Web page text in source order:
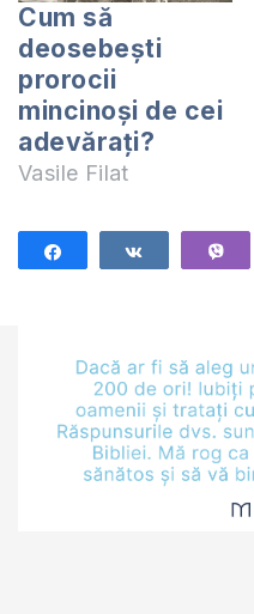
Cum să
deosebeşti
prorocii
mincinoşi de cei
adevăraţi?
Vasile Filat